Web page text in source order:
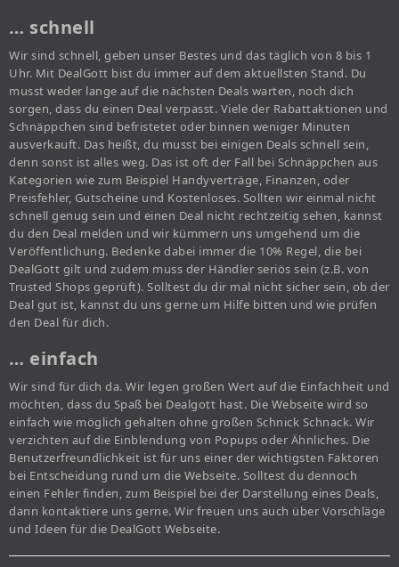
… schnell
Wir sind schnell, geben unser Bestes und das täglich von 8 bis 1
Uhr. Mit DealGott bist du immer auf dem aktuellsten Stand. Du
musst weder lange auf die nächsten Deals warten, noch dich
sorgen, dass du einen Deal verpasst. Viele der Rabattaktionen und
Schnäppchen sind befristetet oder binnen weniger Minuten
ausverkauft. Das heißt, du musst bei einigen Deals schnell sein,
denn sonst ist alles weg. Das ist oft der Fall bei Schnäppchen aus
Kategorien wie zum Beispiel Handyverträge, Finanzen, oder
Preisfehler, Gutscheine und Kostenloses. Sollten wir einmal nicht
schnell genug sein und einen Deal nicht rechtzeitig sehen, kannst
du den Deal melden und wir kümmern uns umgehend um die
Veröffentlichung. Bedenke dabei immer die 10% Regel, die bei
DealGott gilt und zudem muss der Händler seriös sein (z.B. von
Trusted Shops geprüft). Solltest du dir mal nicht sicher sein, ob der
Deal gut ist, kannst du uns gerne um Hilfe bitten und wie prüfen
den Deal für dich.
… einfach
Wir sind für dich da. Wir legen großen Wert auf die Einfachheit und
möchten, dass du Spaß bei Dealgott hast. Die Webseite wird so
einfach wie möglich gehalten ohne großen Schnick Schnack. Wir
verzichten auf die Einblendung von Popups oder Ähnliches. Die
Benutzerfreundlichkeit ist für uns einer der wichtigsten Faktoren
bei Entscheidung rund um die Webseite. Solltest du dennoch
einen Fehler finden, zum Beispiel bei der Darstellung eines Deals,
dann kontaktiere uns gerne. Wir freuen uns auch über Vorschläge
und Ideen für die DealGott Webseite.